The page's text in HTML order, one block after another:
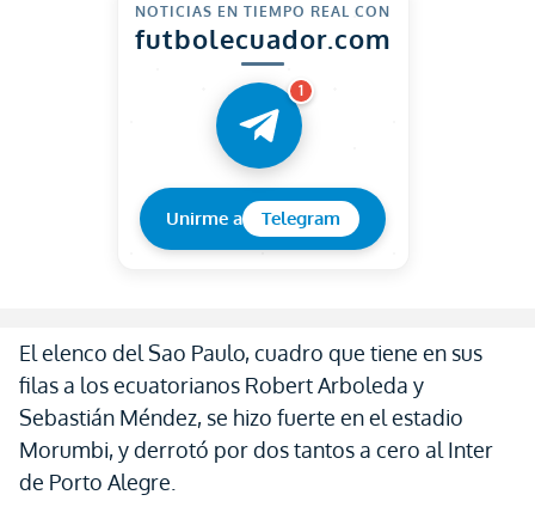
NOTICIAS EN TIEMPO REAL CON
futbolecuador.com
1
Unirme a Telegram
El elenco del Sao Paulo, cuadro que tiene en sus
filas a los ecuatorianos Robert Arboleda y
Sebastián Méndez, se hizo fuerte en el estadio
Morumbi, y derrotó por dos tantos a cero al Inter
de Porto Alegre.